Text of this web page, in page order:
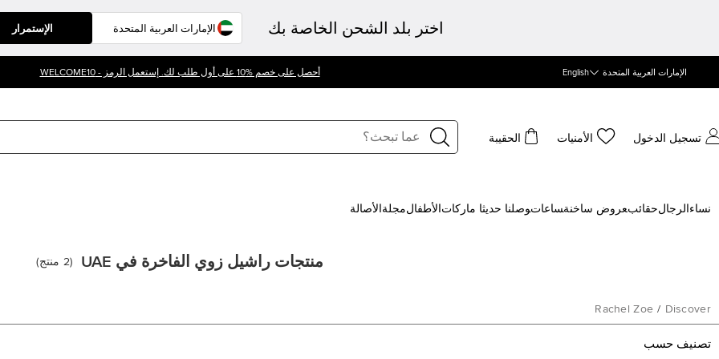
اختر بلد الشحن الخاصة بك الإستمرار
الإمارات العربية المتحدة English أحصل على خصم %10 على أول طلب لك. إستعمل الرمز - WELCOME10
تسجيل الدخول الأمنيات الحقيبة
نساء الرجالحقائب‍عروض ساخنة‍ساعات‍وصلنا حديثا ‍ ماركات الأطفالمجلة الأصالة
منتجات راشيل زوي الفاخرة في UAE (
2 منتج)
Discover
/
Rachel Zoe
تصنيف حسب